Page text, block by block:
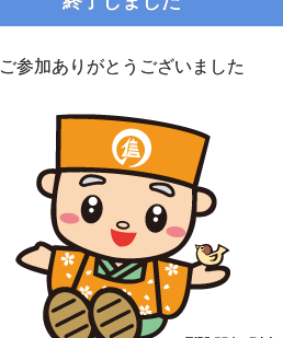
ご参加ありがとうございました